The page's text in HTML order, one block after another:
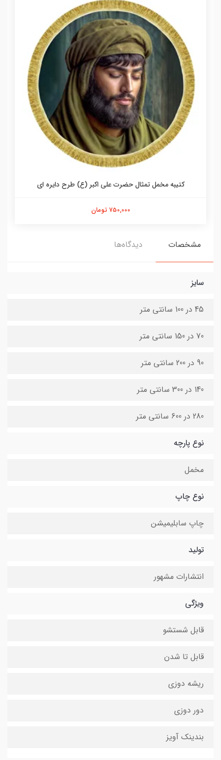
کتیبه مخمل تمثال حضرت علی اکبر (ع) طرح دایره ای
750,000 تومان
مشخصات دیدگاه‌ها
سایز
45 در 100 سانتی متر
70 در 150 سانتی متر
90 در 200 سانتی متر
140 در 300 سانتی متر
280 در 600 سانتی متر
نوع پارچه
مخمل
نوع چاپ
چاپ سابلیمیشن
تولید
انتشارات مشهور
ویژگی
قابل شستشو
قابل تا شدن
ریشه دوزی
دور دوزی
بندینک آویز